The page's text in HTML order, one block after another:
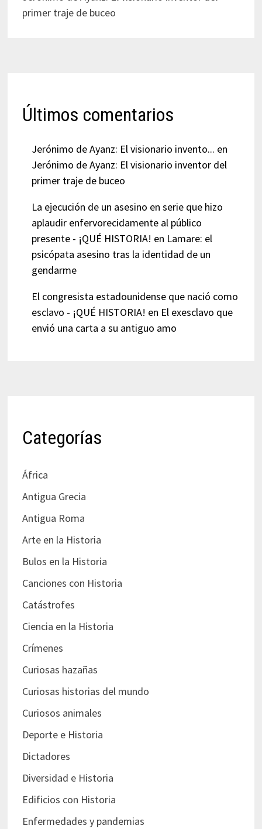
primer traje de buceo
Últimos comentarios
Jerónimo de Ayanz: El visionario invento... en
Jerónimo de Ayanz: El visionario inventor del
primer traje de buceo
La ejecución de un asesino en serie que hizo
aplaudir enfervorecidamente al público
presente - ¡QUÉ HISTORIA! en Lamare: el
psicópata asesino tras la identidad de un
gendarme
El congresista estadounidense que nació como
esclavo - ¡QUÉ HISTORIA! en El exesclavo que
envió una carta a su antiguo amo
Categorías
África
Antigua Grecia
Antigua Roma
Arte en la Historia
Bulos en la Historia
Canciones con Historia
Catástrofes
Ciencia en la Historia
Crímenes
Curiosas hazañas
Curiosas historias del mundo
Curiosos animales
Deporte e Historia
Dictadores
Diversidad e Historia
Edificios con Historia
Enfermedades y pandemias